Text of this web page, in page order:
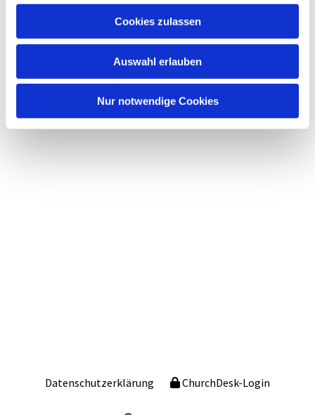
Cookies zulassen
Auswahl erlauben
Nur notwendige Cookies
Datenschutzerklärung ChurchDesk-Login